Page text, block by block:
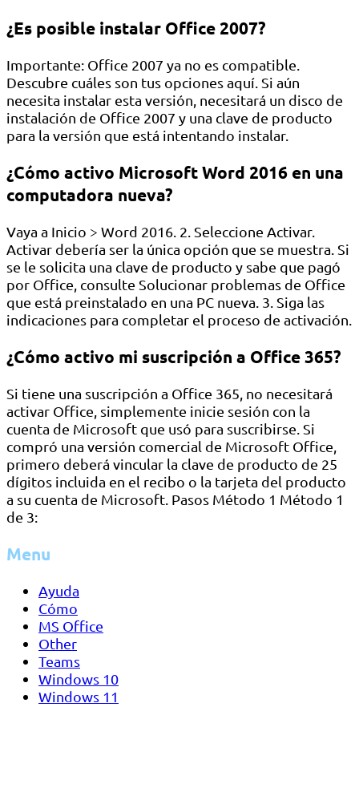
¿Es posible instalar Office 2007?
Importante: Office 2007 ya no es compatible.
Descubre cuáles son tus opciones aquí. Si aún
necesita instalar esta versión, necesitará un disco de
instalación de Office 2007 y una clave de producto
para la versión que está intentando instalar.
¿Cómo activo Microsoft Word 2016 en una
computadora nueva?
Vaya a Inicio > Word 2016. 2. Seleccione Activar.
Activar debería ser la única opción que se muestra. Si
se le solicita una clave de producto y sabe que pagó
por Office, consulte Solucionar problemas de Office
que está preinstalado en una PC nueva. 3. Siga las
indicaciones para completar el proceso de activación.
¿Cómo activo mi suscripción a Office 365?
Si tiene una suscripción a Office 365, no necesitará
activar Office, simplemente inicie sesión con la
cuenta de Microsoft que usó para suscribirse. Si
compró una versión comercial de Microsoft Office,
primero deberá vincular la clave de producto de 25
dígitos incluida en el recibo o la tarjeta del producto
a su cuenta de Microsoft. Pasos Método 1 Método 1
de 3:
Menu
Ayuda
Cómo
MS Office
Other
Teams
Windows 10
Windows 11